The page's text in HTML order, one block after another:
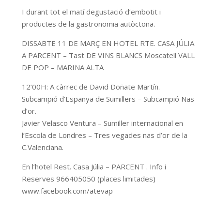
I durant tot el matí degustació d’embotit i
productes de la gastronomia autòctona.
DISSABTE 11 DE MARÇ EN HOTEL RTE. CASA JÚLIA
A PARCENT – Tast DE VINS BLANCS Moscatell VALL
DE POP – MARINA ALTA
12’00H: A càrrec de David Doñate Martín.
Subcampió d’Espanya de Sumillers – Subcampió Nas
d’or.
Javier Velasco Ventura – Sumiller internacional en
l’Escola de Londres – Tres vegades nas d’or de la
C.Valenciana.
En l’hotel Rest. Casa Júlia – PARCENT . Info i
Reserves 966405050 (places limitades)
www.facebook.com/atevap